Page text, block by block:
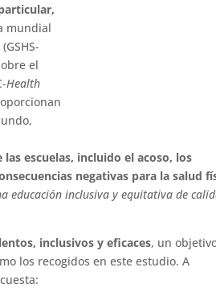
mundial
el
Health
escuelas, incluido el acoso, los
negativas para la salud
educación inclusiva y equitativa de
inclusivos y eficaces, un
los recogidos en este estudio. A